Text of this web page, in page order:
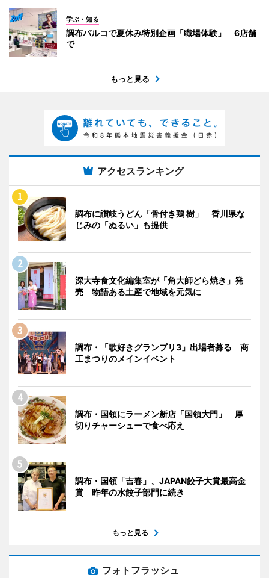
学ぶ・知る
調布パルコで夏休み特別企画「職場体験」 6店舗
で
もっと見る
アクセスランキング
調布に讃岐うどん「骨付き鶏 樹」 香川県な
じみの「ぬるい」も提供
深大寺食文化編集室が「角大師どら焼き」発
売 物語ある土産で地域を元気に
調布・「歌好きグランプリ3」出場者募る 商
工まつりのメインイベント
調布・国領にラーメン新店「国領大門」 厚
切りチャーシューで食べ応え
調布・国領「吉春」、JAPAN餃子大賞最高金
賞 昨年の水餃子部門に続き
もっと見る
フォトフラッシュ